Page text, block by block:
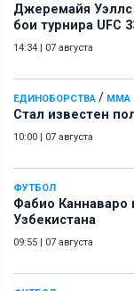
Джеремайя
бои турнира UFC
14:34 | 07 августа
ЕДИНОБОРСТВА / ММА
Стал известен
10:00 | 07 августа
ФУТБОЛ
Фабио Каннаваро
Узбекистана
09:55 | 07 августа